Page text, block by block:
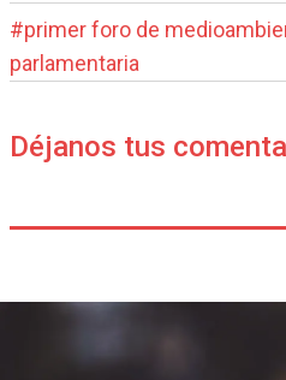
#primer foro de
parlamentaria
Déjanos tus